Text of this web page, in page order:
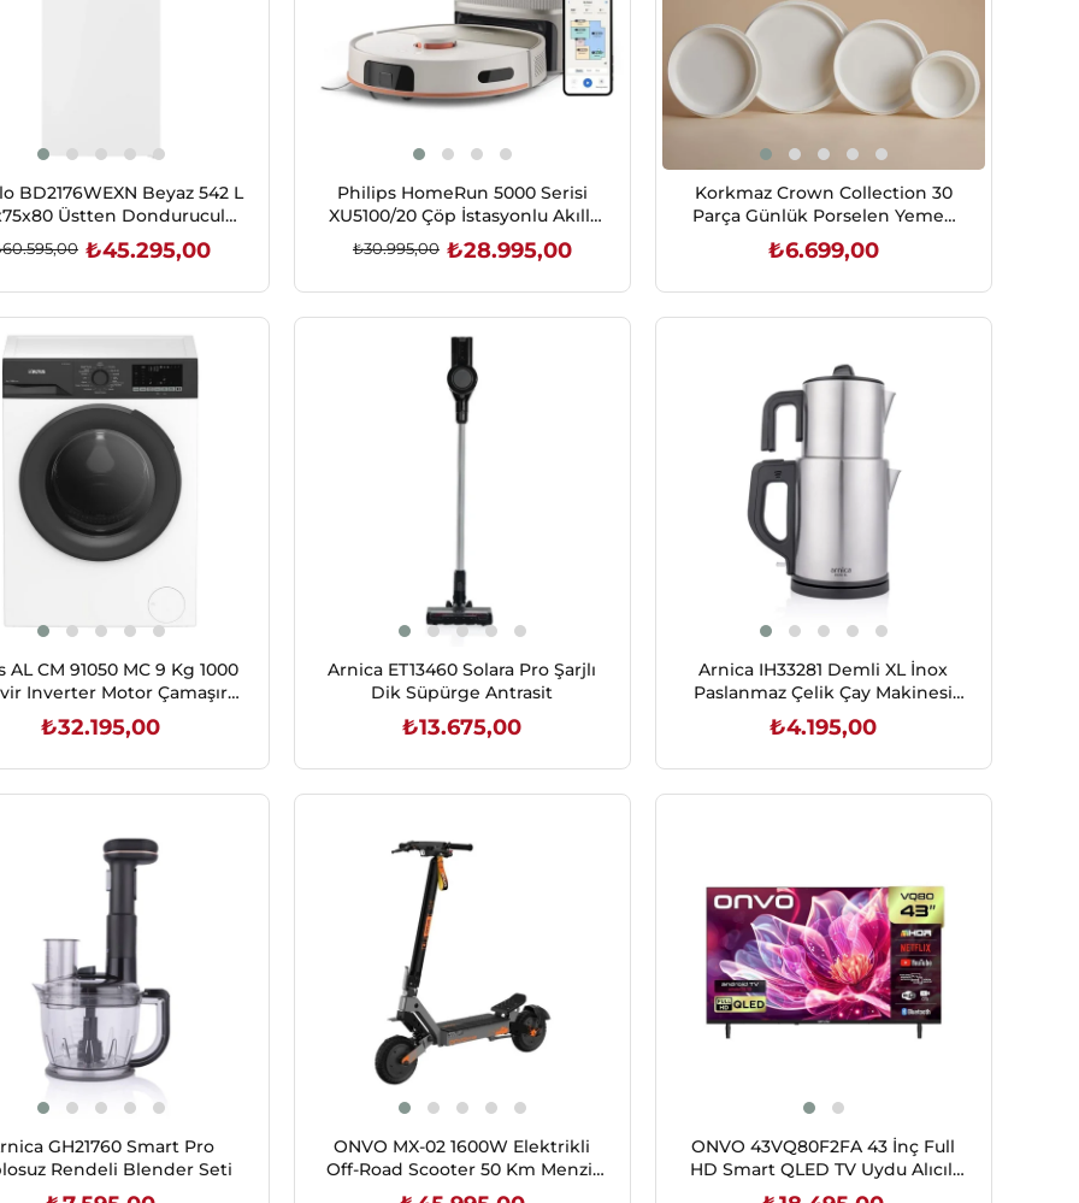
BD2176WEXN Beyaz 542 L
Üstten Donduruculu
Buzdolabı
₺45.295,00
Philips HomeRun 5000 Serisi
XU5100/20 Çöp İstasyonlu Akıllı
Robot Süpürge
₺28.995,00
₺30.995,00
Korkmaz Crown Collection 30
Parça Günlük Porselen Yemek
Takımı
₺6.699,00
AL CM 91050 MC 9 Kg 1000
Inverter Motor Çamaşır
Makinesi
₺32.195,00
Arnica ET13460 Solara Pro Şarjlı
Dik Süpürge Antrasit
₺13.675,00
Arnica IH33281 Demli XL İnox
Paslanmaz Çelik Çay Makinesi
2.2 L
₺4.195,00
GH21760 Smart Pro
Rendeli Blender Seti
ONVO MX-02 1600W Elektrikli
Off-Road Scooter 50 Km Menzil
Disk Frenli
ONVO 43VQ80F2FA 43 İnç Full
HD Smart QLED TV Uydu Alıcılı
Frameless